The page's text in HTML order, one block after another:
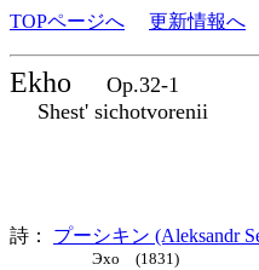
TOPページへ 更新情報へ
Ekho
Op.32-1
Shest' sichotvorenii
詩： プーシキン (Aleksandr
Эхо (1831)